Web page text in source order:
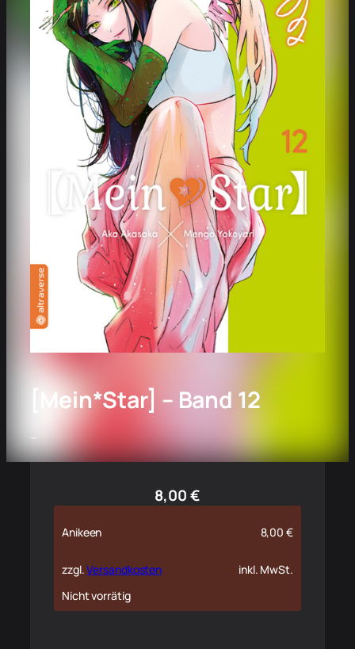
[Mein*Star] – Band 12
–
8,00€
Anikeen 8,00€
zzgl.Versandkosten
inkl. MwSt.
Nicht vorrätig